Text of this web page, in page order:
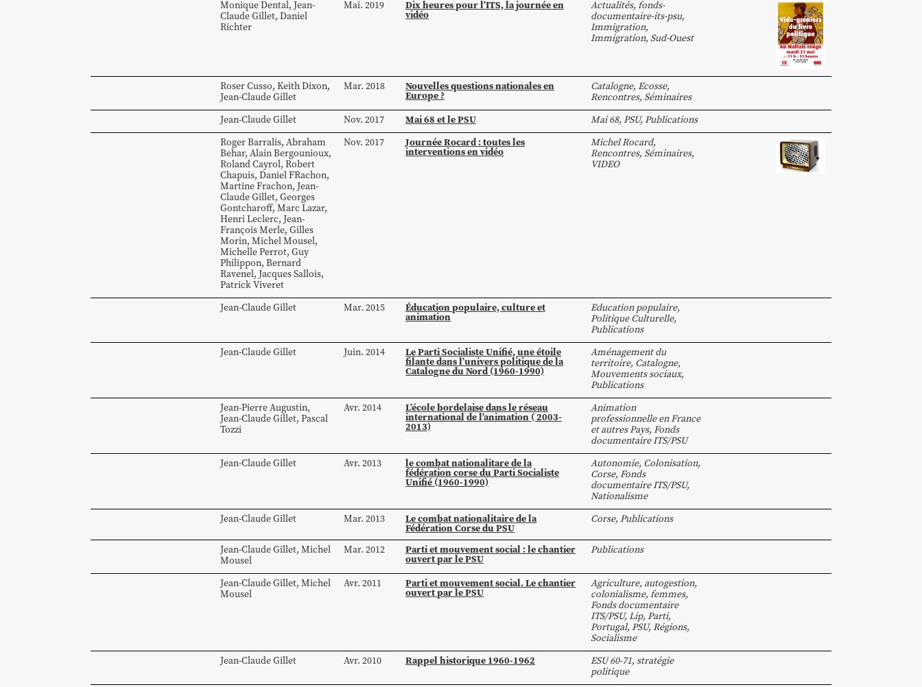
MoniqueDental, Jean-
ClaudeGillet, Daniel
Richter
Mai. 2019 Dix heures pour l’ITS, la journée en
vidéo
Actualités, fonds-
documentaire-its-psu,
Immigration,
Immigration, Sud-Ouest
RoserCusso, KeithDixon,
Jean-ClaudeGillet
Mar. 2018 Nouvelles questions nationales en
Europe ?
Catalogne, Ecosse,
Rencontres, Séminaires
Jean-ClaudeGillet Nov. 2017 Mai 68 et le PSU Mai 68, PSU, Publications
RogerBarralis, Abraham
Behar, AlainBergounioux,
RolandCayrol, Robert
Chapuis, DanielFRachon,
MartineFrachon, Jean-
ClaudeGillet, Georges
Gontcharoff, MarcLazar,
HenriLeclerc, Jean-
FrançoisMerle, Gilles
Morin, MichelMousel,
MichellePerrot, Guy
Philippon, Bernard
Ravenel, JacquesSallois,
PatrickViveret
Nov. 2017 Journée Rocard : toutes les
interventions en vidéo
Michel Rocard,
Rencontres, Séminaires,
VIDEO
Jean-ClaudeGillet Mar. 2015 Éducation populaire, culture et
animation
Education populaire,
Politique Culturelle,
Publications
Jean-ClaudeGillet Juin. 2014 Le Parti Socialiste Unifié, une étoile
filante dans l’univers politique de la
Catalogne du Nord (1960-1990)
Aménagement du
territoire, Catalogne,
Mouvements sociaux,
Publications
Jean-PierreAugustin,
Jean-ClaudeGillet, Pascal
Tozzi
Avr. 2014 L’école bordelaise dans le réseau
international de l’animation ( 2003-
2013)
Animation
professionnelle en France
et autres Pays, Fonds
documentaire ITS/PSU
Jean-ClaudeGillet Avr. 2013 le combat nationalitare de la
fédération corse du Parti Socialiste
Unifié (1960-1990)
Autonomie, Colonisation,
Corse, Fonds
documentaire ITS/PSU,
Nationalisme
Jean-ClaudeGillet Mar. 2013 Le combat nationalitaire de la
Fédération Corse du PSU
Corse, Publications
Jean-ClaudeGillet, Michel
Mousel
Mar. 2012 Parti et mouvement social : le chantier
ouvert par le PSU
Publications
Jean-ClaudeGillet, Michel
Mousel
Avr. 2011 Parti et mouvement social. Le chantier
ouvert par le PSU
Agriculture, autogestion,
colonialisme, femmes,
Fonds documentaire
ITS/PSU, Lip, Parti,
Portugal, PSU, Régions,
Socialisme
Jean-ClaudeGillet Avr. 2010 Rappel historique 1960-1962 ESU 60-71, stratégie
politique